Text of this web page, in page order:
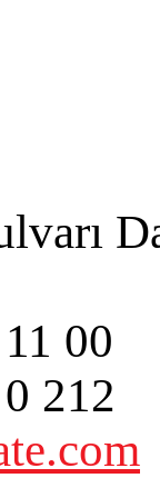
00
212